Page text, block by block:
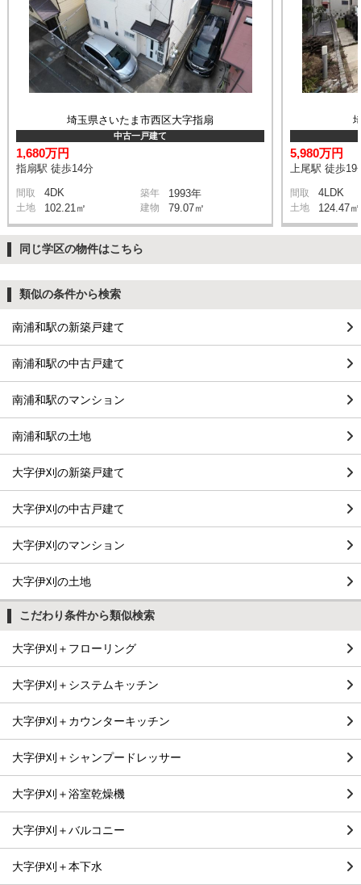
埼玉県さいたま市西区大字指扇
中古一戸建て
1,680万円
指扇駅 徒歩14分
間取 4DK 築年 1993年
土地 102.21㎡ 建物 79.07㎡
5,980万円
上尾駅 徒歩19
間取 4LDK
土地 124.47㎡
同じ学区の物件はこちら
類似の条件から検索
南浦和駅の新築戸建て
南浦和駅の中古戸建て
南浦和駅のマンション
南浦和駅の土地
大字伊刈の新築戸建て
大字伊刈の中古戸建て
大字伊刈のマンション
大字伊刈の土地
こだわり条件から類似検索
大字伊刈＋フローリング
大字伊刈＋システムキッチン
大字伊刈＋カウンターキッチン
大字伊刈＋シャンプードレッサー
大字伊刈＋浴室乾燥機
大字伊刈＋バルコニー
大字伊刈＋本下水